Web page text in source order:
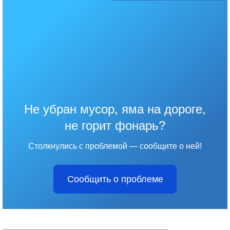
Не убран мусор, яма на дороге,
не горит фонарь?
Столкнулись с проблемой — сообщите о ней!
Сообщить о проблеме